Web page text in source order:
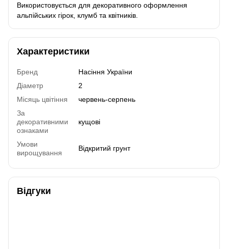
Використовується для декоративного оформлення
альпійських гірок, клумб та квітників.
Характеристики
Бренд
Насіння України
Діаметр
2
Місяць цвітіння
червень-серпень
За
декоративними
ознаками
кущові
Умови
вирощування
Відкритий грунт
Відгуки